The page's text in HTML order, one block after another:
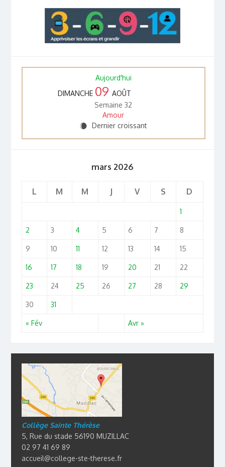
Aujourd'hui
DIMANCHE 09 AOÛT
Semaine 32
Amour
X Dernier croissant
mars 2026
L M M J V S D
« Fév Avr »
1
2 3 4 5 6 7 8
9 10 11 12 13 14 15
16 17 18 19 20 21 22
23 24 25 26 27 28 29
30 31
Collège Sainte Thérèse
5, Rue du stade 56190 MUZILLAC
02 97 41 69 89
accueil@college-ste-therese.fr